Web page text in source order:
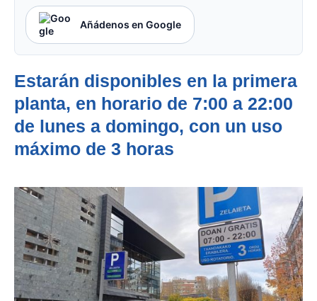
Añádenos en Google
Estarán disponibles en la primera
planta, en horario de 7:00 a 22:00
de lunes a domingo, con un uso
máximo de 3 horas